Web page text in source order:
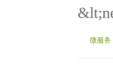
微服务